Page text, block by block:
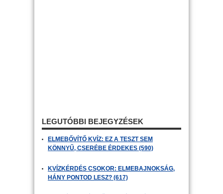
LEGUTÓBBI BEJEGYZÉSEK
ELMEBŐVÍTŐ KVÍZ: EZ A TESZT SEM
KÖNNYŰ, CSERÉBE ÉRDEKES (590)
KVÍZKÉRDÉS CSOKOR: ELMEBAJNOKSÁG,
HÁNY PONTOD LESZ? (617)